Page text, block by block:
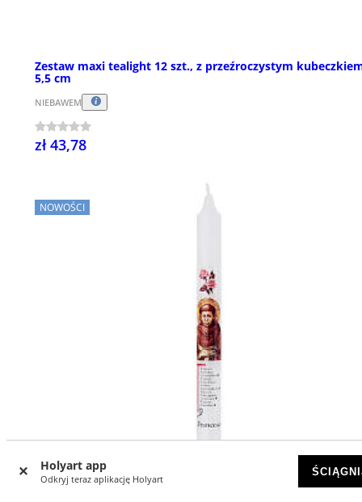
Holyart app
Odkryj teraz aplikację Holyart
Zestaw maxi tealight 12 szt., z przeźroczystym
5,5 cm
NIEBAWEM
zł 43,78
NOWOŚCI